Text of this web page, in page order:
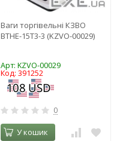
Ваги торгівельні КЗВО
ВТНЕ-15Т3-3 (KZVO-00029)
Арт: KZVO-00029
Код: 391252
0
У кошик